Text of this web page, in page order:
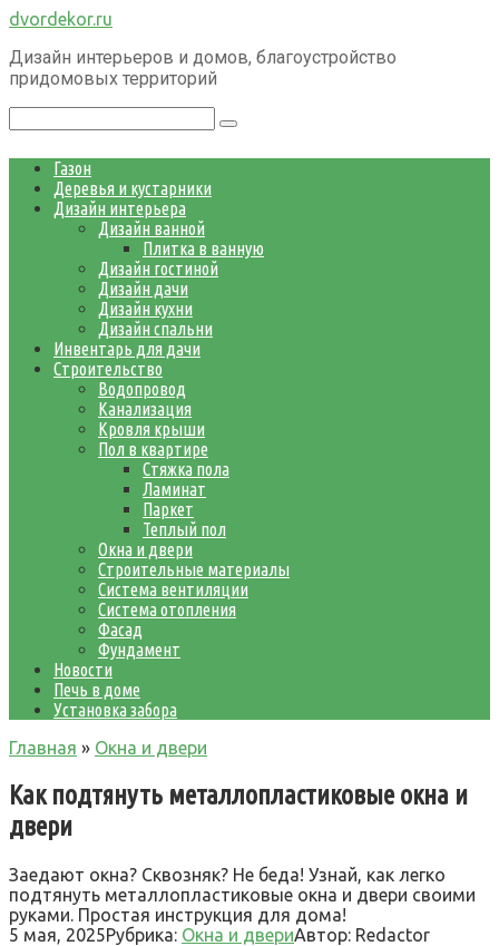
Перейти
контенту
dvordekor.ru
Дизайн интерьеров и домов, благоустройство
придомовых территорий
Газон
Деревья и кустарники
Дизайн интерьера
Дизайн ванной
Плитка в ванную
Дизайн гостиной
Дизайн дачи
Дизайн кухни
Дизайн спальни
Инвентарь для дачи
Строительство
Водопровод
Канализация
Кровля крыши
Пол в квартире
Стяжка пола
Ламинат
Паркет
Теплый пол
Окна и двери
Строительные материалы
Система вентиляции
Система отопления
Фасад
Фундамент
Новости
Печь в доме
Установка забора
Главная » Окна и двери
Как подтянуть металлопластиковые окна и
двери
Заедают окна? Сквозняк? Не беда! Узнай, как легко
подтянуть металлопластиковые окна и двери своими
руками. Простая инструкция для дома!
5 мая, 2025Рубрика: Окна и двериАвтор: Redactor